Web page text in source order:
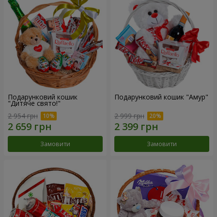
Подарунковий кошик
"Дитяче свято!"
2 954 грн
Замовити
Подарунковий кошик "Амур"
2 999 грн
Замовити